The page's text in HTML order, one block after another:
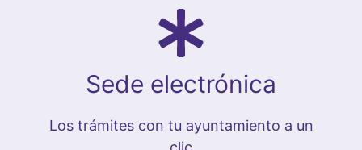
Sede electrónica
Los trámites con tu ayuntamiento a un